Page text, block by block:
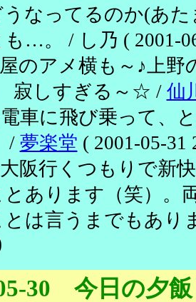
うなってるのか(あ
…。 / し乃 ( 2001-
のアメ横も～♪上
寂しすぎる～☆ / 仙
車に飛び乗って、
/ 夢楽堂 ( 2001-05-31
阪行くつもりで新
とあります（笑）。
とは言うまでもあり
30 今日の夕飯